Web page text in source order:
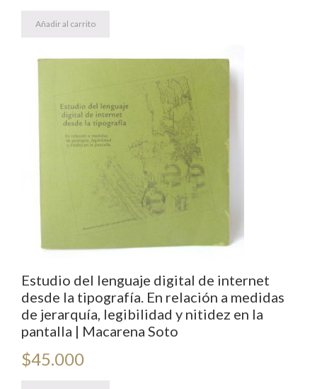
Añadir al carrito
Estudio del lenguaje digital de internet
desde la tipografía. En relación a medidas
de jerarquía, legibilidad y nitidez en la
pantalla | Macarena Soto
$45.000